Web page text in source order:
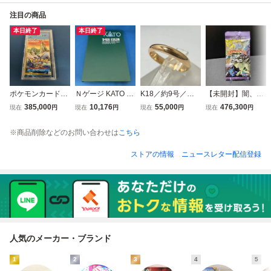
注目の商品
本日終了
ポケモンカードe
拡張パック 第3
現在 385,000円
本日終了
Ｎゲージ KATO 10
-1835 E353系「あ
トー
現在 10,176円
K18／約9号／甲
丸／約3.2g 店舗受
現在 55,000円
【未開封】闇、そ
してひかりへ… 1
現在 476,300円
※商品削除などのお問い合わせはこちら
ストアの情報 ニュースレター配信登録
人気のメーカー・ブランド
1 2 3 4 5